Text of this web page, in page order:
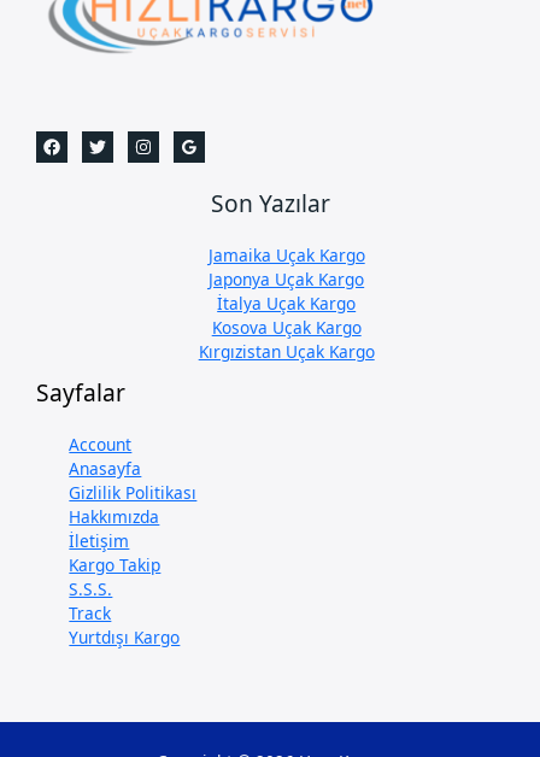
Son Yazılar
Jamaika Uçak Kargo
Japonya Uçak Kargo
İtalya Uçak Kargo
Kosova Uçak Kargo
Kırgızistan Uçak Kargo
Sayfalar
Account
Anasayfa
Gizlilik Politikası
Hakkımızda
İletişim
Kargo Takip
S.S.S.
Track
Yurtdışı Kargo